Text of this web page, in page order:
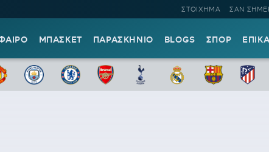
ΣΤΟΙΧΗΜΑ ΣΑΝ
ΜΠΑΣΚΕΤ ΠΑΡΑΣΚΗΝΙΟ BLOGS ΣΠΟΡ